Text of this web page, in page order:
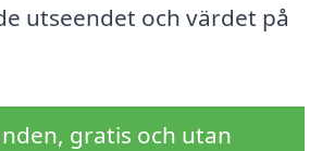
utseendet och värdet på
gratis och utan